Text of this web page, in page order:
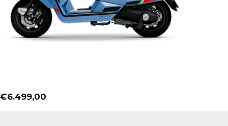
€6.499,00